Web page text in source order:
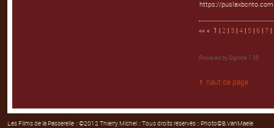
https://
«« « 1 | 2 | 3 | 4 | 5 | 6 | 7 |
Powered by SignMe 1.55
haut de page
Les Films de la Passerelle:: ©2012 Thierry Michel :: Tous droits réservés :: Photo©B.VanMaele